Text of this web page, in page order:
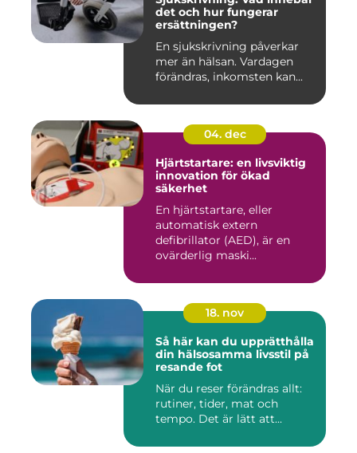
det och hur fungerar
ersättningen?
En sjukskrivning påverkar
mer än hälsan. Vardagen
förändras, inkomsten kan...
04. dec
Hjärtstartare: en livsviktig
innovation för ökad
säkerhet
En hjärtstartare, eller
automatisk extern
defibrillator (AED), är en
ovärderlig maski...
18. nov
Så här kan du upprätthålla
din hälsosamma livsstil på
resande fot
När du reser förändras allt:
rutiner, tider, mat och
tempo. Det är lätt att...